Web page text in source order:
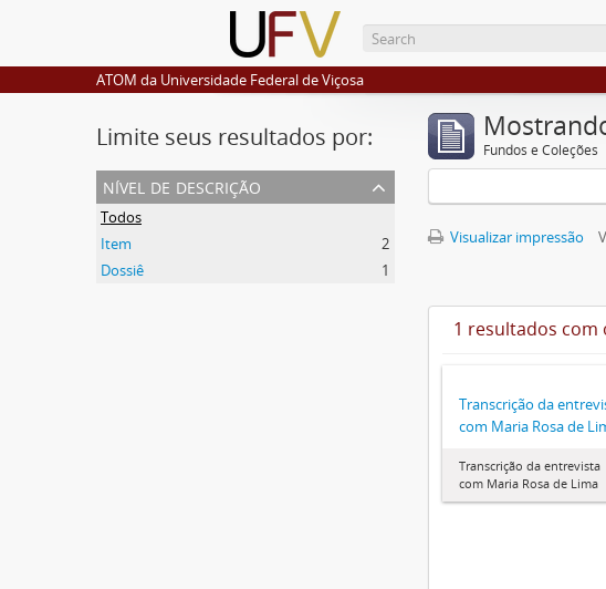
ATOM da Universidade Federal de Viçosa
Limite seus resultados por:
nível de descrição
Todos
Item
2
Dossiê
1
Fundos e Coleções
Visualizar impressão
1 resultados com
Transcrição da
com Maria Rosa de
Transcrição da entrevista
com Maria Rosa de Lima